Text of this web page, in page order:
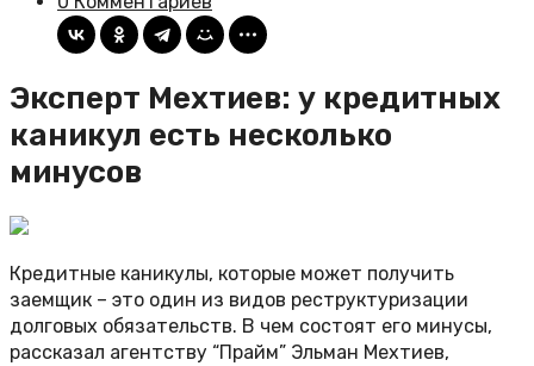
Эксперт Мехтиев: у кредитных
каникул есть несколько
минусов
Кредитные каникулы, которые может получить
заемщик – это один из видов реструктуризации
долговых обязательств. В чем состоят его минусы,
рассказал агентству “Прайм” Эльман Мехтиев,